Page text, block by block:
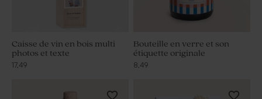
Caisse de vin en bois multi
photos et texte
17,49
Bouteille en verre et son
étiquette originale
8,49